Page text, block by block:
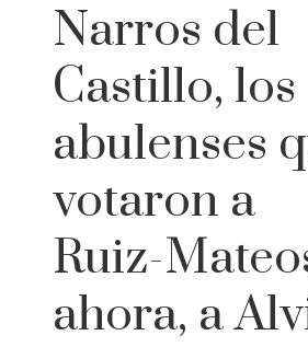
Narros del
Castillo, los
abulenses
votaron a
Ruiz-
ahora, a